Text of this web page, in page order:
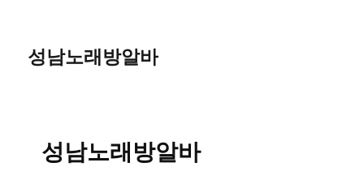
성남노래방알바
성남노래방알바